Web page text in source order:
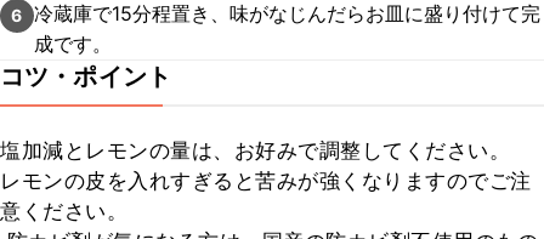
6 冷蔵庫で15分程置き、味がなじんだらお皿に盛り付けて完
成です。
コツ・ポイント
塩加減とレモンの量は、お好みで調整してください。
レモンの皮を入れすぎると苦みが強くなりますのでご注
意ください。